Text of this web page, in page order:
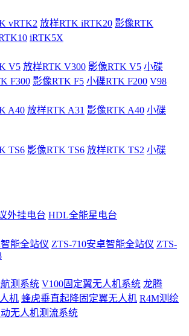
vRTK2 放样RTK iRTK20 影像RTK
iRTK5X
V5 放样RTK V300 影像RTK V5 小碟
F300 影像RTK F5 小碟RTK F200 V98
A40 放样RTK A31 影像RTK A40 小碟
TS6 影像RTK TS6 放样RTK TS2 小碟
外挂电台 HDL全能星电台
能全站仪 ZTS-710安卓智能全站仪 ZTS-
测系统 V100固定翼无人机系统 龙腾
机 蜂虎垂直起降固定翼无人机 R4M测绘
无人机测流系统